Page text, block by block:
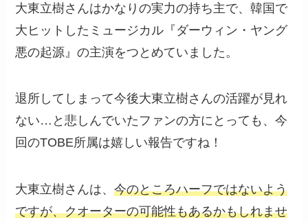
大東立樹さんはかなりの実力の持ち主で、韓国で
大ヒットしたミュージカル『ダーウィン・ヤング
悪の起源』の主演をつとめていました。
退所してしまって今後大東立樹さんの活躍が見れ
ない…と悲しんでいたファンの方にとっても、今
回のTOBE所属は嬉しい報告ですね！
大東立樹さんは、今のところハーフではないよう
ですが、クオーターの可能性もあるかもしれませ